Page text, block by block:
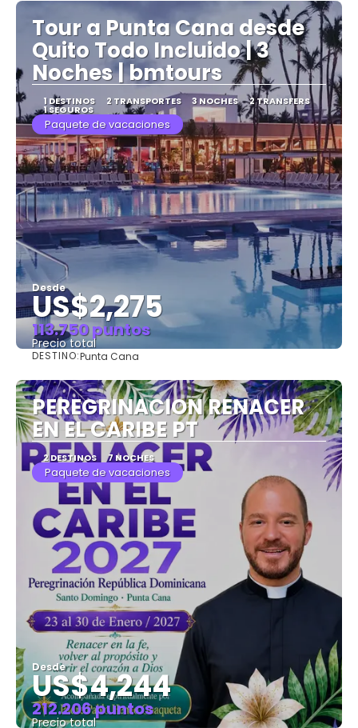
Tour a Punta Cana desde
Quito Todo Incluido | 3
Noches | bmtours
1 DESTINOS 2 TRANSPORTES 3 NOCHES 2 TRANSFERS
1 SEGUROS
Paquete de vacaciones
Desde
US$2,275
113.750 puntos
Precio total
DESTINO:Punta Cana
PEREGRINACION RENACER
EN EL CARIBE PT
2 DESTINOS 7 NOCHES
Paquete de vacaciones
Desde
US$4,244
212.206 puntos
Precio total